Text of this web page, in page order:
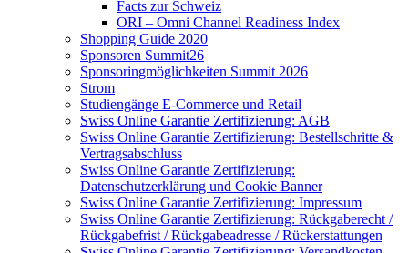
Facts zur Schweiz
ORI – Omni Channel Readiness Index
Shopping Guide 2020
Sponsoren Summit26
Sponsoringmöglichkeiten Summit 2026
Strom
Studiengänge E-Commerce und Retail
Swiss Online Garantie Zertifizierung: AGB
Swiss Online Garantie Zertifizierung: Bestellschritte &
Vertragsabschluss
Swiss Online Garantie Zertifizierung:
Datenschutzerklärung und Cookie Banner
Swiss Online Garantie Zertifizierung: Impressum
Swiss Online Garantie Zertifizierung: Rückgaberecht /
Rückgabefrist / Rückgabeadresse / Rückerstattungen